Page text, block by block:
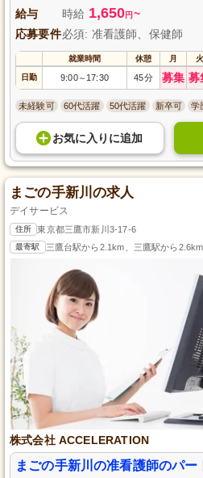
給与 時給 1,650円 ~
応募要件必須: 准看護師、保健師
就業時間 休憩 月 火
日勤 9:00～ 17:30 45分 募集 募
未経験可 60代活躍 50代活躍 新卒可 学
お気に入り に追加
まごの手新川の求人
デイサービス
住所 東京都三鷹市新川3-17-6
最寄駅 三鷹台駅から2.1km、三鷹駅から
株式会社 ACCELERATION
まごの手新川の准看護師のパー